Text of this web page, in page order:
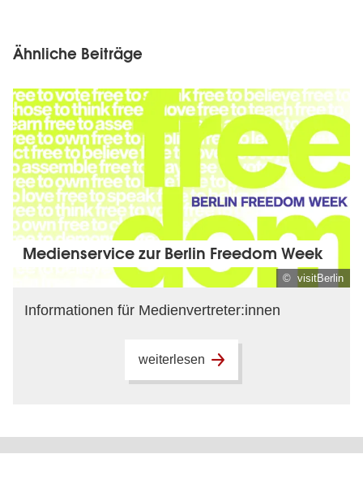
Ähnliche Beiträge
© visitBerlin
Medienservice zur Berlin Freedom Week
Informationen für Medienvertreter:innen
weiterlesen